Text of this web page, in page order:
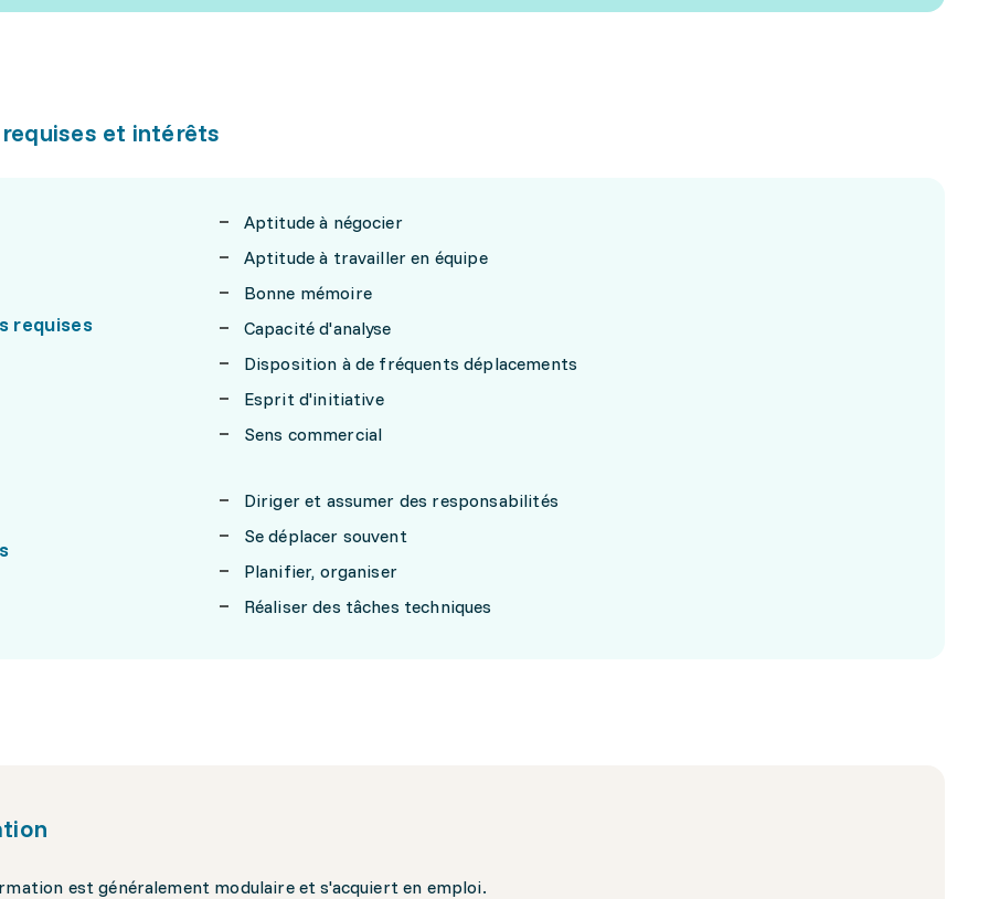
et intérêts
requises
Aptitude à négocier
Aptitude à travailler en équipe
Bonne mémoire
Capacité d'analyse
Disposition à de fréquents déplacements
Esprit d'initiative
Sens commercial
Diriger et assumer des responsabilités
Se déplacer souvent
Planifier, organiser
Réaliser des tâches techniques
est généralement modulaire et s'acquiert en emploi.